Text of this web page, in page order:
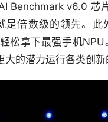
Benchmark v6.0
是倍数级的领先。
松拿下最强手机
的潜力运行各类创新